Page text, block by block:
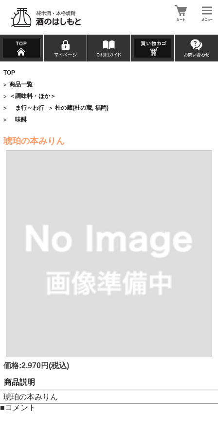
TOP
> 商品一覧
> ＜調味料・ほか＞
> ま行～わ行 > 杜の蔵(杜の蔵, 福岡)
> 味醂
琥珀の本みりん
価格:2,970円(税込)
商品説明
琥珀の本みりん
■コメント